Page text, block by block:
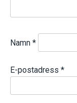
Namn *
E-postadress *